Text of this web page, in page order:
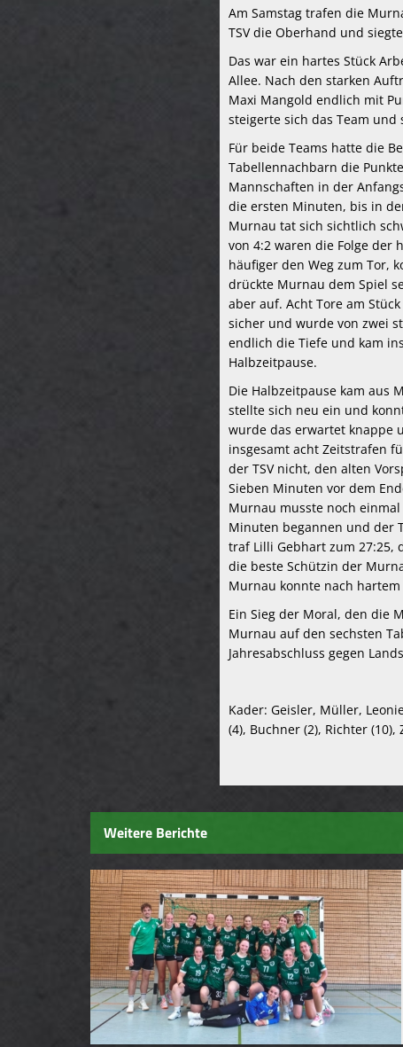
Am Samstag trafen die
TSV die Oberhand und
Das war ein hartes Stück
Allee. Nach den starken
Maxi Mangold endlich mit
steigerte sich das Team
Für beide Teams hatte die
Tabellennachbarn die
Mannschaften in der
die ersten Minuten, bis in
Murnau tat sich sichtlich
von 4:2 waren die Folge der
häufiger den Weg zum Tor,
drückte Murnau dem Spiel
aber auf. Acht Tore am
sicher und wurde von zwei
endlich die Tiefe und kam
Halbzeitpause.
Die Halbzeitpause kam aus
stellte sich neu ein und
wurde das erwartet knappe
insgesamt acht Zeitstrafen
der TSV nicht, den alten
Sieben Minuten vor dem
Murnau musste noch
Minuten begannen und der
traf Lilli Gebhart zum 27:25,
die beste Schützin der
Murnau konnte nach
Ein Sieg der Moral, den die
Murnau auf den sechsten
Jahresabschluss gegen
Kader: Geisler, Müller,
(4), Buchner (2), Richter
Weitere Berichte